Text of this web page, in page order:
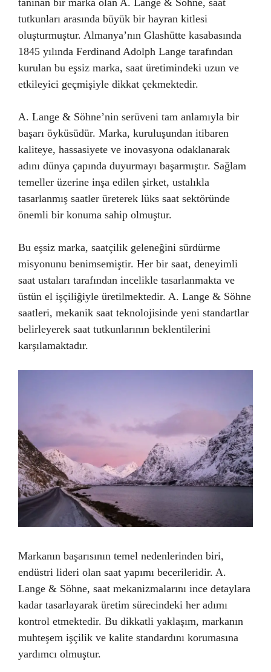
tanınan bir marka olan A. Lange & Söhne, saat
tutkunları arasında büyük bir hayran kitlesi
oluşturmuştur. Almanya’nın Glashütte kasabasında
1845 yılında Ferdinand Adolph Lange tarafından
kurulan bu eşsiz marka, saat üretimindeki uzun ve
etkileyici geçmişiyle dikkat çekmektedir.
A. Lange & Söhne’nin serüveni tam anlamıyla bir
başarı öyküsüdür. Marka, kuruluşundan itibaren
kaliteye, hassasiyete ve inovasyona odaklanarak
adını dünya çapında duyurmayı başarmıştır. Sağlam
temeller üzerine inşa edilen şirket, ustalıkla
tasarlanmış saatler üreterek lüks saat sektöründe
önemli bir konuma sahip olmuştur.
Bu eşsiz marka, saatçilik geleneğini sürdürme
misyonunu benimsemiştir. Her bir saat, deneyimli
saat ustaları tarafından incelikle tasarlanmakta ve
üstün el işçiliğiyle üretilmektedir. A. Lange & Söhne
saatleri, mekanik saat teknolojisinde yeni standartlar
belirleyerek saat tutkunlarının beklentilerini
karşılamaktadır.
Markanın başarısının temel nedenlerinden biri,
endüstri lideri olan saat yapımı becerileridir. A.
Lange & Söhne, saat mekanizmalarını ince detaylara
kadar tasarlayarak üretim sürecindeki her adımı
kontrol etmektedir. Bu dikkatli yaklaşım, markanın
muhteşem işçilik ve kalite standardını korumasına
yardımcı olmuştur.